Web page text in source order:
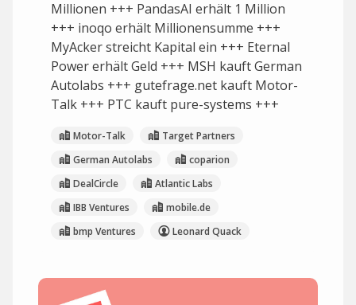
Millionen +++ PandasAI erhält 1 Million
+++ inoqo erhält Millionensumme +++
MyAcker streicht Kapital ein +++ Eternal
Power erhält Geld +++ MSH kauft German
Autolabs +++ gutefrage.net kauft Motor-
Talk +++ PTC kauft pure-systems +++
Motor-Talk
Target Partners
German Autolabs
coparion
DealCircle
Atlantic Labs
IBB Ventures
mobile.de
bmp Ventures
Leonard Quack